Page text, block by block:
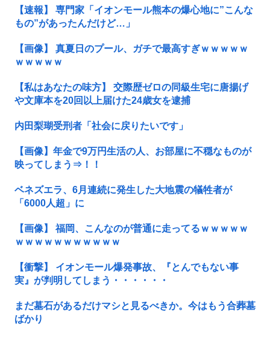
【速報】 専門家「イオンモール熊本の爆心地に”こんな
もの”があったんだけど…」
【画像】 真夏日のプール、ガチで最高すぎｗｗｗｗｗ
ｗｗｗｗｗ
【私はあなたの味方】 交際歴ゼロの同級生宅に唐揚げ
や文庫本を20回以上届けた24歳女を逮捕
内田梨瑚受刑者「社会に戻りたいです」
【画像】年金で9万円生活の人、お部屋に不穏なものが
映ってしまう⇒！！
ベネズエラ、6月連続に発生した大地震の犠牲者が
「6000人超」に
【画像】 福岡、こんなのが普通に走ってるｗｗｗｗｗ
ｗｗｗｗｗｗｗｗｗｗｗ
【衝撃】 イオンモール爆発事故、『とんでもない事
実』が判明してしまう・・・・・・
まだ墓石があるだけマシと見るべきか。今はもう合葬墓
ばかり